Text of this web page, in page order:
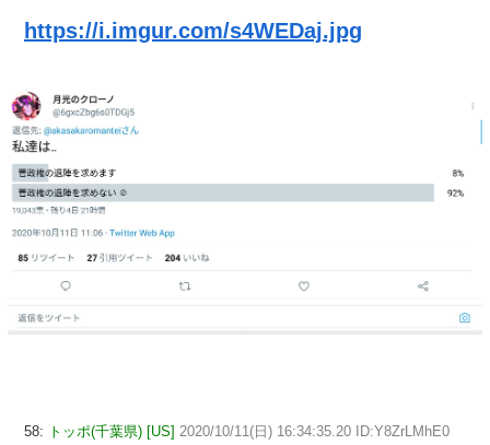
https://i.imgur.com/s4WEDaj.jpg
58: トッポ(千葉県) [US] 2020/10/11(日) 16:34:35.20 ID:Y8ZrLMhE0